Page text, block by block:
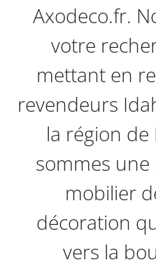
Axodeco.fr.
votre
mettant en
revendeurs
la région de
sommes
mobilier
décoration
vers la